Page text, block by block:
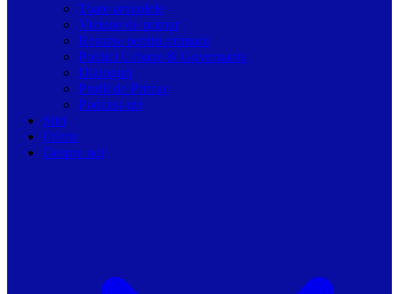
Toate articolele
Viziune de primar
Resurse pentru primarii
Politici Urbane & Guvernanta
Dialoguri
Profil de Primar
Podcast-uri
Stiri
Oferte
Despre noi